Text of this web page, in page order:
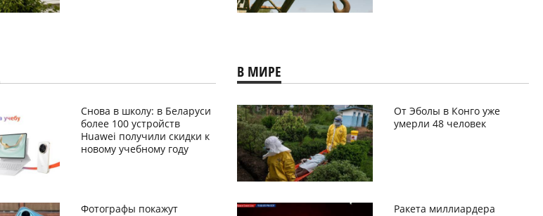
Снова в школу: в Беларуси
более 100 устройств
Huawei получили скидки к
новому учебному году
Фотографы покажут
В МИРЕ
От Эболы в Конго уже
умерли 48 человек
Ракета миллиардера